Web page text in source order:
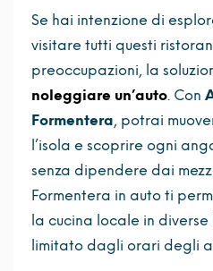
Se hai intenzione di
visitare tutti questi
preoccupazioni, la
noleggiare un’auto. Con
Formentera, potrai
l’isola e scoprire ogni
senza dipendere dai
Formentera in auto ti
la cucina locale in
limitato dagli orari degli